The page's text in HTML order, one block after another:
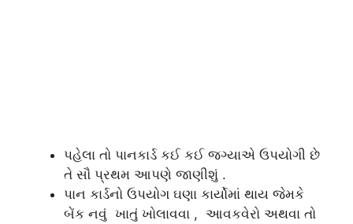
પહેલા તો પાનકાર્ડ કઈ કઈ જગ્યાએ ઉપયોગી છે
તે સૌ પ્રથમ આપણે જાણીશું .
પાન કાર્ડનો ઉપયોગ ઘણા કાર્યોમાં થાય જેમકે
બેંક નવું ખાતું ખોલાવવા , આવકવેરો અથવા તો